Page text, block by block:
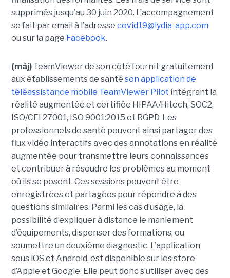
supprimés jusqu’au 30 juin 2020. L’accompagnement
se fait par email à l’adresse covid19@lydia-app.com
ou sur la page Facebook.
(màj)TeamViewer de son côté fournit gratuitement
aux établissements de santé son application de
téléassistance mobile TeamViewer Pilot intégrant la
réalité augmentée et certifiée HIPAA/Hitech, SOC2,
ISO/CEI 27001, ISO 9001:2015 et RGPD. Les
professionnels de santé peuvent ainsi partager des
flux vidéo interactifs avec des annotations en réalité
augmentée pour transmettre leurs connaissances
et contribuer à résoudre les problèmes au moment
où ils se posent. Ces sessions peuvent être
enregistrées et partagées pour répondre à des
questions similaires. Parmi les cas d’usage, la
possibilité d’expliquer à distance le maniement
d’équipements, dispenser des formations, ou
soumettre un deuxième diagnostic. L’application
sous iOS et Android, est disponible sur les store
d’Apple et Google. Elle peut donc s’utiliser avec des